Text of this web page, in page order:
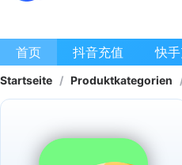
首页 抖音充值 快
Startseite / Produktkategorien